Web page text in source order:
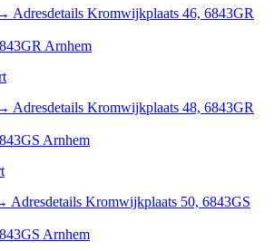
Adresdetails Kromwijkplaats 46, 6843GR
Arnhem
Adresdetails Kromwijkplaats 48, 6843GR
Arnhem
Adresdetails Kromwijkplaats 50, 6843GS
Arnhem